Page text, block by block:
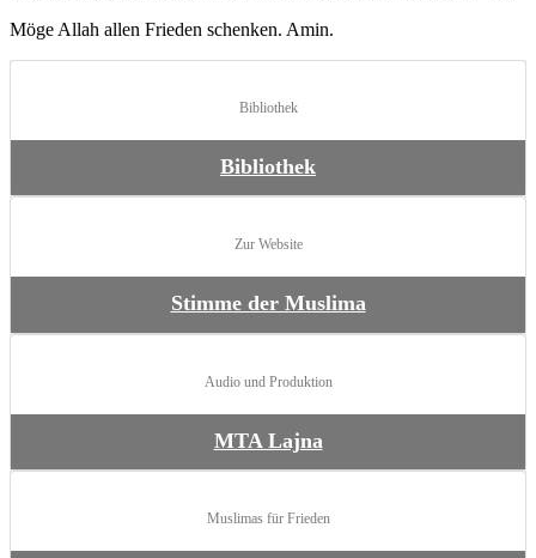
Möge Allah allen Frieden schenken. Amin.
Bibliothek
Bibliothek
Zur Website
Stimme der Muslima
Audio und Produktion
MTA Lajna
Muslimas für Frieden